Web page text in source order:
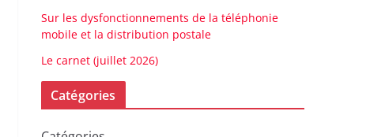
Sur les dysfonctionnements de la téléphonie
mobile et la distribution postale
Le carnet (juillet 2026)
Catégories